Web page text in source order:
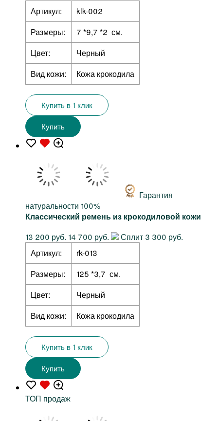
Артикул:
klk-002
Размеры:
7 *9,7 *2 см.
Цвет:
Черный
Вид кожи:
Кожа крокодила
Купить в 1 клик
Купить
Гарантия
натуральности 100%
Классический ремень из крокодиловой кожи
13 200 руб. 14 700 руб.
Сплит 3 300 руб.
Артикул:
rk-013
Размеры:
125 *3,7 см.
Цвет:
Черный
Вид кожи:
Кожа крокодила
Купить в 1 клик
Купить
TOП продаж